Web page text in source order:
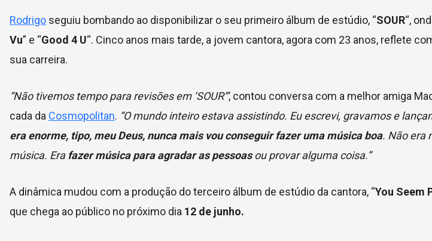
Rodrigo seguiu bombando ao disponibilizar o seu primeiro álbum de estúdio, “SOUR“,
Vu” e “Good 4 U“. Cinco anos mais tarde, a jovem cantora, agora com 23 anos, reflete
sua carreira.
“Não tivemos tempo para revisões em ‘SOUR'”, contou conversa com a melhor amiga
cada da Cosmopolitan. “O mundo inteiro estava assistindo. Eu escrevi, gravamos e
era enorme, tipo, meu Deus, nunca mais vou conseguir fazer uma música boa. Não era
música. Era fazer música para agradar as pessoasou provar alguma coisa.”
A dinâmica mudou com a produção do terceiro álbum de estúdio da cantora, “You Seem
que chega ao público no próximo dia 12 de junho.